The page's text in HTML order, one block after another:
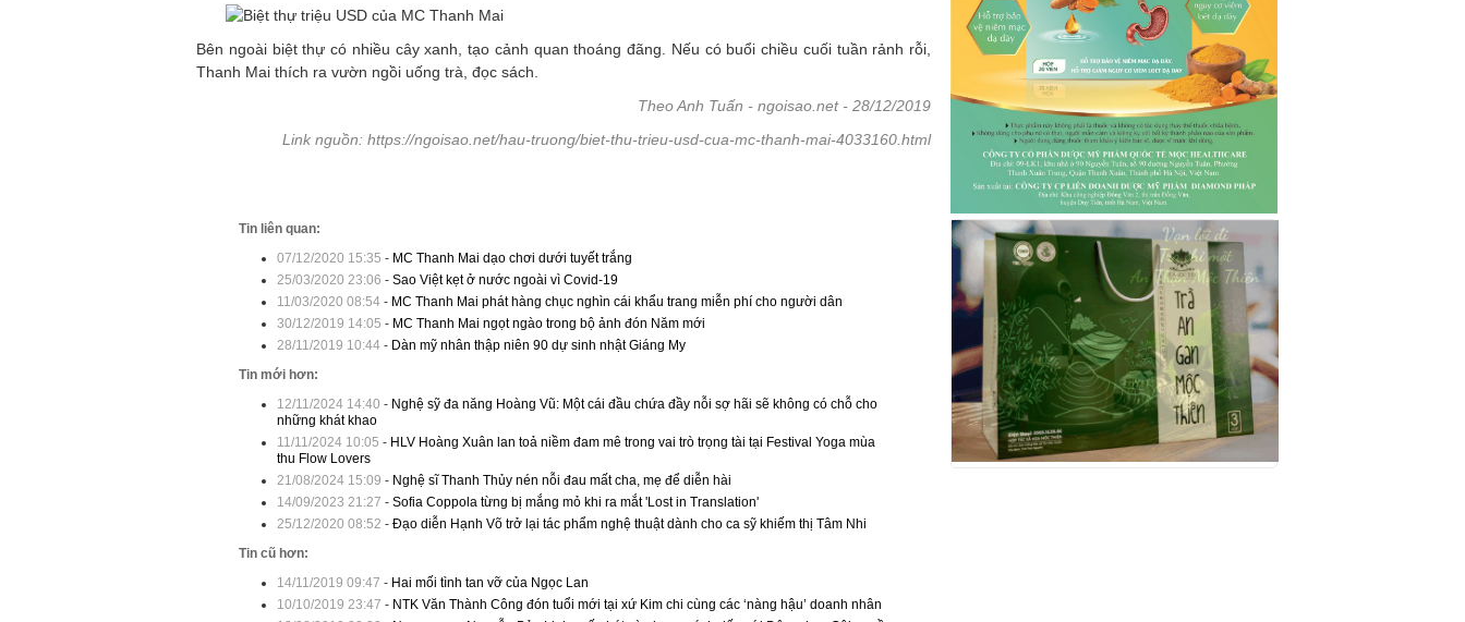
Bên ngoài biệt thự có nhiều cây xanh, tạo cảnh quan thoáng đãng. Nếu có buổi chiều cuối tuần rảnh rỗi,
Thanh Mai thích ra vườn ngồi uống trà, đọc sách.
Theo Anh Tuấn - ngoisao.net - 28/12/2019
Link nguồn: https://ngoisao.net/hau-truong/biet-thu-trieu-usd-cua-mc-thanh-mai-4033160.html
Tin liên quan:
07/12/2020 15:35 - MC Thanh Mai dạo chơi dưới tuyết trắng
25/03/2020 23:06 - Sao Việt kẹt ở nước ngoài vì Covid-19
11/03/2020 08:54- MC Thanh Mai phát hàng chục nghìn cái khẩu trang miễn phí cho người dân
30/12/2019 14:05 - MC Thanh Mai ngọt ngào trong bộ ảnh đón Năm mới
28/11/2019 10:44- Dàn mỹ nhân thập niên 90 dự sinh nhật Giáng My
Tin mới hơn:
12/11/2024 14:40 - Nghệ sỹ đa năng Hoàng Vũ: Một cái đầu chứa đầy nỗi sợ hãi sẽ không có chỗ cho
những khát khao
11/11/2024 10:05 - HLV Hoàng Xuân lan toả niềm đam mê trong vai trò trọng tài tại Festival Yoga mùa
thu Flow Lovers
21/08/2024 15:09 - Nghệ sĩ Thanh Thủy nén nỗi đau mất cha, mẹ để diễn hài
14/09/2023 21:27 - Sofia Coppola từng bị mắng mỏ khi ra mắt 'Lost in Translation'
25/12/2020 08:52 - Đạo diễn Hạnh Võ trở lại tác phẩm nghệ thuật dành cho ca sỹ khiếm thị Tâm Nhi
Tin cũ hơn:
14/11/2019 09:47 - Hai mối tình tan vỡ của Ngọc Lan
10/10/2019 23:47 - NTK Văn Thành Công đón tuổi mới tại xứ Kim chi cùng các ‘nàng hậu’ doanh nhân